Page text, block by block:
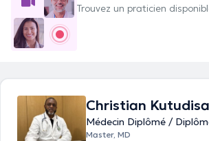
Trouvez un praticien
Christian
Médecin Diplômé /
Master, MD